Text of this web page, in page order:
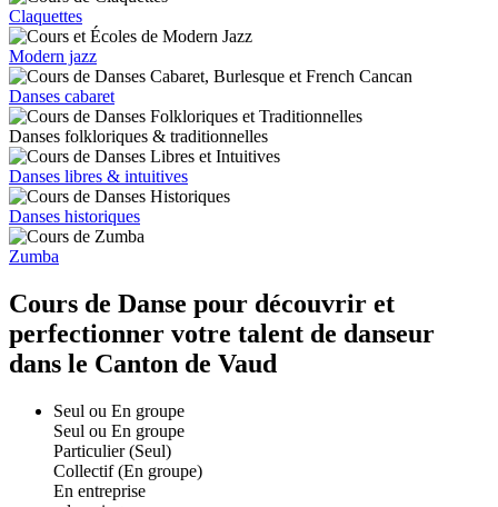
Claquettes
Modern jazz
Danses cabaret
Danses folkloriques & traditionnelles
Danses libres & intuitives
Danses historiques
Zumba
Cours de Danse pour découvrir et
perfectionner votre talent de danseur
dans le Canton de Vaud
Seul ou En groupe
Seul ou En groupe
Particulier (Seul)
Collectif (En groupe)
En entreprise